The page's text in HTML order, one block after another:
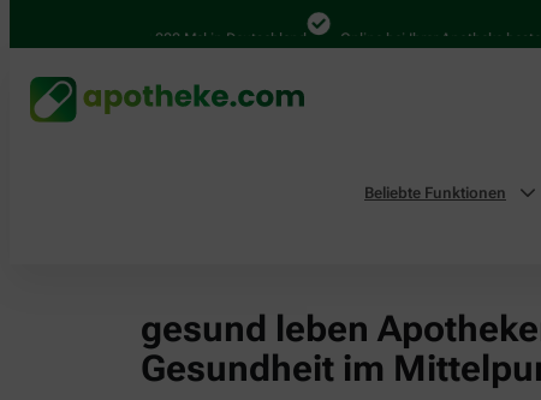
4.000 Mal in Deutschland Online bei Ihrer Apotheke
Beliebte Funktionen
gesund leben
Gesundheit im